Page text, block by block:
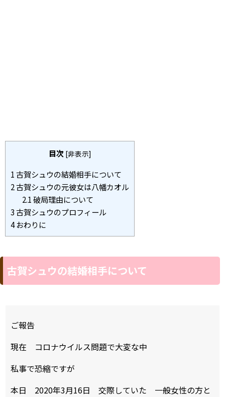
目次 [非表示]
1古賀シュウの結婚相手について
2古賀シュウの元彼女は八幡カオル
2.1破局理由について
3古賀シュウのプロフィール
4おわりに
古賀シュウの結婚相手について
ご報告
現在 コロナウイルス問題で大変な中
私事で恐縮ですが
本日 2020年3月16日 交際していた 一般女性の方と